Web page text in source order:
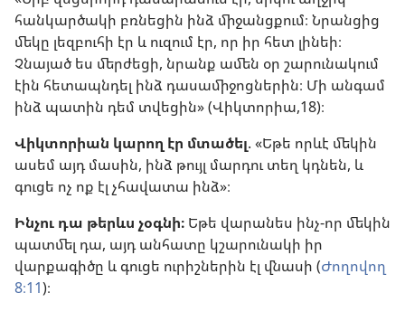
հանկարծակի բռնեցին ինձ միջանցքում։ Նրանցից
մեկը լեզբուհի էր և ուզում էր, որ իր հետ լինեի։
Չնայած ես մերժեցի, նրանք ամեն օր շարունակում
էին հետապնդել ինձ դասամիջոցներին։ Մի անգամ
ինձ պատին դեմ տվեցին» (Վիկտորիա,18)։
Վիկտորիան կարող էր մտածել. «Եթե որևէ մեկին
ասեմ այդ մասին, ինձ թույլ մարդու տեղ կդնեն, և
գուցե ոչ ոք էլ չհավատա ինձ»։
Ինչու դա թերևս չօգնի։ Եթե վարանես ինչ-որ մեկին
պատմել դա, այդ անհատը կշարունակի իր
վարքագիծը և գուցե ուրիշներին էլ վնասի (Ժողովող
8։11)։